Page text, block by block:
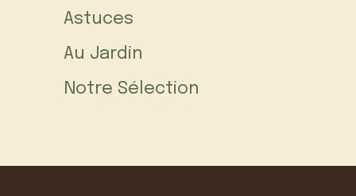
Astuces
Au Jardin
Notre Sélection